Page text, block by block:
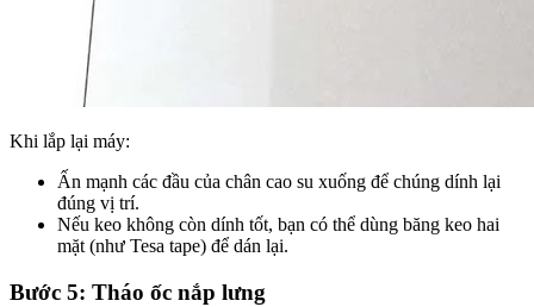
Khi lắp lại máy:
Ấn mạnh các đầu của chân cao su xuống để chúng dính lại
đúng vị trí.
Nếu keo không còn dính tốt, bạn có thể dùng băng keo hai
mặt (như Tesa tape) để dán lại.
Bước 5: Tháo ốc nắp lưng